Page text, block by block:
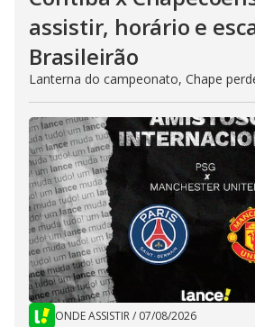
assistir, horário e
Brasileirão
Lanterna do campeonato, Chape
ONDE ASSISTIR/ 07/08/2026